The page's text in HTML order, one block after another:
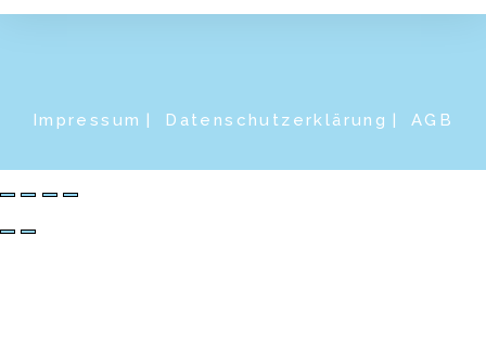
Impressum Datenschutzerklärung AGB